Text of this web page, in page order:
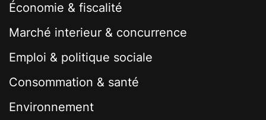
Économie & fiscalité
Marché interieur & concurrence
Emploi & politique sociale
Consommation & santé
Environnement